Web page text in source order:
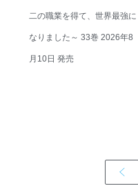
二の職業を得て、世界最強に
なりました～ 33巻 2026年8
月10日 発売